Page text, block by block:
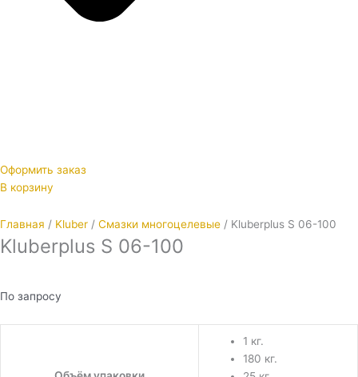
Оформить заказ
В корзину
Главная / Kluber / Смазки многоцелевые / Kluberplus S 06-100
Kluberplus S 06-100
По запросу
1 кг.
180 кг.